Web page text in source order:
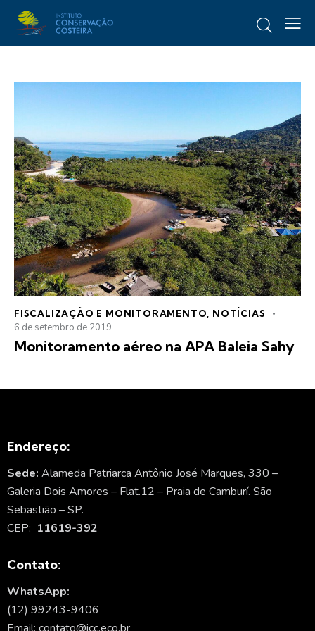
FISCALIZAÇÃO E MONITORAMENTO, NOTÍCIAS
6 de setembro de 2019
Monitoramento aéreo na APA Baleia Sahy
Endereço:
Sede: Alameda Patriarca Antônio José Marques, 330 –
Galeria Dois Amores – Flat.12 – Praia de Camburí. São
Sebastião – SP.
CEP: 11619-392
Contato:
WhatsApp:
(12) 99243-9406